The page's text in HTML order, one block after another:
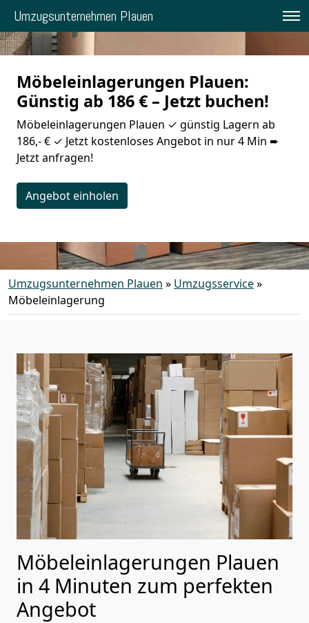
Umzugsunternehmen Plauen
Möbeleinlagerungen Plauen:
Günstig ab 186 € – Jetzt buchen!
Möbeleinlagerungen Plauen ✓ günstig Lagern ab
186,- € ✓ Jetzt kostenloses Angebot in nur 4 Min ➨
Jetzt anfragen!
Angebot einholen
Umzugsunternehmen Plauen » Umzugsservice»
Möbeleinlagerung
Möbeleinlagerungen Plauen
in 4 Minuten zum perfekten
Angebot